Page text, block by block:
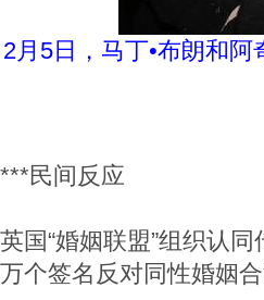
2月5日，马丁•布朗和
***民间反应
英国“婚姻联盟”组织认
万个签名反对同性婚姻